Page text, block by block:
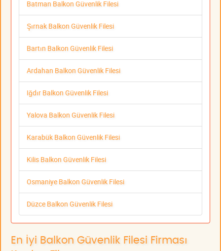
Batman Balkon Güvenlik Filesi
Şırnak Balkon Güvenlik Filesi
Bartın Balkon Güvenlik Filesi
Ardahan Balkon Güvenlik Filesi
Iğdır Balkon Güvenlik Filesi
Yalova Balkon Güvenlik Filesi
Karabük Balkon Güvenlik Filesi
Kilis Balkon Güvenlik Filesi
Osmaniye Balkon Güvenlik Filesi
Düzce Balkon Güvenlik Filesi
En İyi Balkon Güvenlik Filesi Firması